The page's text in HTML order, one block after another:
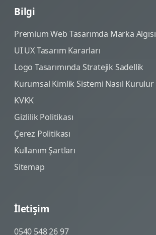
Bilgi
Premium Web Tasarımda Marka Algısı
UI UX Tasarım Kararları
Logo Tasarımında Stratejik Sadellik
Kurumsal Kimlik Sistemi Nasıl Kurulur
KVKK
Gizlilik Politikası
Çerez Politikası
Kullanım Şartları
Sitemap
İletişim
0540 548 26 97